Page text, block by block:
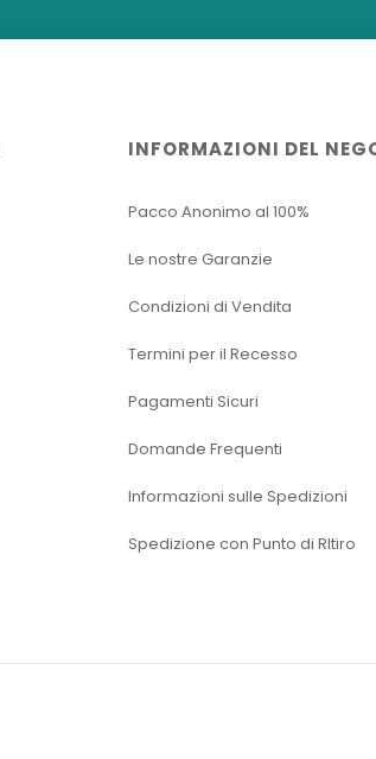
INFORMAZIONI DEL
Pacco Anonimo al 100%
Le nostre Garanzie
Condizioni di Vendita
Termini per il Recesso
Pagamenti Sicuri
Domande Frequenti
Informazioni sulle Spedizioni
Spedizione con Punto di RItiro